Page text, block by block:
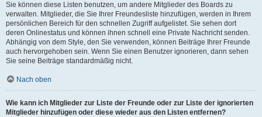
Sie können diese Listen benutzen, um andere Mitglieder des Boards zu
verwalten. Mitglieder, die Sie Ihrer Freundesliste hinzufügen, werden in Ihrem
persönlichen Bereich für den schnellen Zugriff aufgelistet. Sie sehen dort
deren Onlinestatus und können ihnen schnell eine Private Nachricht senden.
Abhängig von dem Style, den Sie verwenden, können Beiträge Ihrer Freunde
auch hervorgehoben sein. Wenn Sie einen Benutzer ignorieren, dann sehen
Sie seine Beiträge standardmäßig nicht.
Nach oben
Wie kann ich Mitglieder zur Liste der Freunde oder zur Liste der ignorierten
Mitglieder hinzufügen oder diese wieder aus den Listen entfernen?